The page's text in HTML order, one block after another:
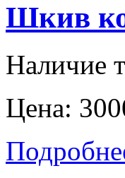
Шкив
Наличие
Цена: